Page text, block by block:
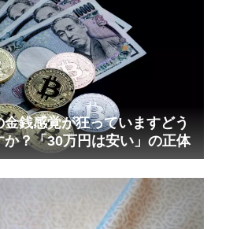
金銭感覚が狂っていますどう
か？「30万円は安い」の正体